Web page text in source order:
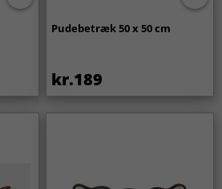
Pudebetræk 50 x 50 cm
kr.189